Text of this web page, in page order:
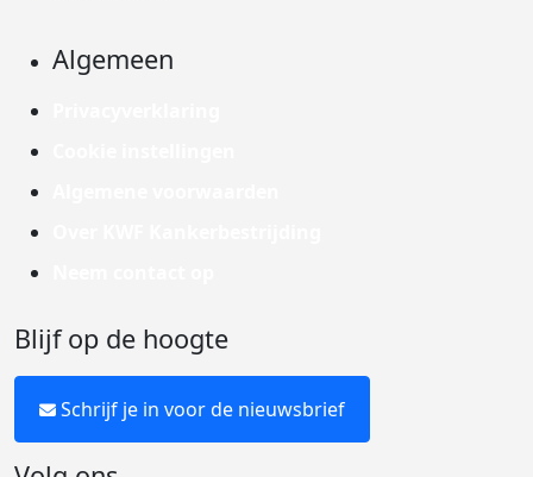
Algemeen
Blijf op de hoogte
Schrijf je in voor de nieuwsbrief